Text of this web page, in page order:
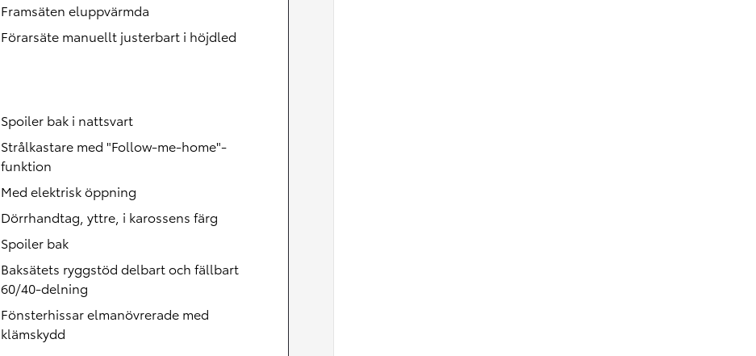
Framsäten eluppvärmda
Förarsäte manuellt justerbart i höjdled
Spoiler bak i nattsvart
Strålkastare med "Follow-me-home"-
funktion
Med elektrisk öppning
Dörrhandtag, yttre, i karossens färg
Spoiler bak
Baksätets ryggstöd delbart och fällbart
60/40-delning
Fönsterhissar elmanövrerade med
klämskydd